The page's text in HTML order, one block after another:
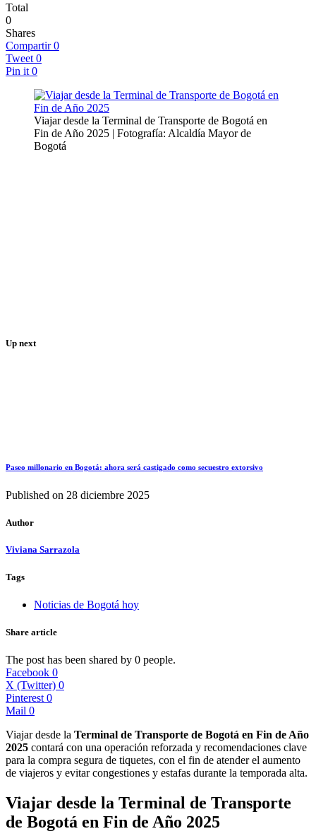
Total
0
Shares
Compartir 0
Tweet 0
Pin it 0
Viajar desde la Terminal de Transporte de Bogotá en
Fin de Año 2025 | Fotografía: Alcaldía Mayor de
Bogotá
Up next
Paseo millonario en Bogotá: ahora será castigado como secuestro extorsivo
Published on 28 diciembre 2025
Author
Viviana Sarrazola
Tags
Noticias de Bogotá hoy
Share article
The post has been shared by 0 people.
Facebook 0
X (Twitter) 0
Pinterest 0
Mail 0
Viajar desde la Terminal de Transporte de Bogotá en Fin de Año
2025 contará con una operación reforzada y recomendaciones clave
para la compra segura de tiquetes, con el fin de atender el aumento
de viajeros y evitar congestiones y estafas durante la temporada alta.
Viajar desde la Terminal de Transporte
de Bogotá en Fin de Año 2025